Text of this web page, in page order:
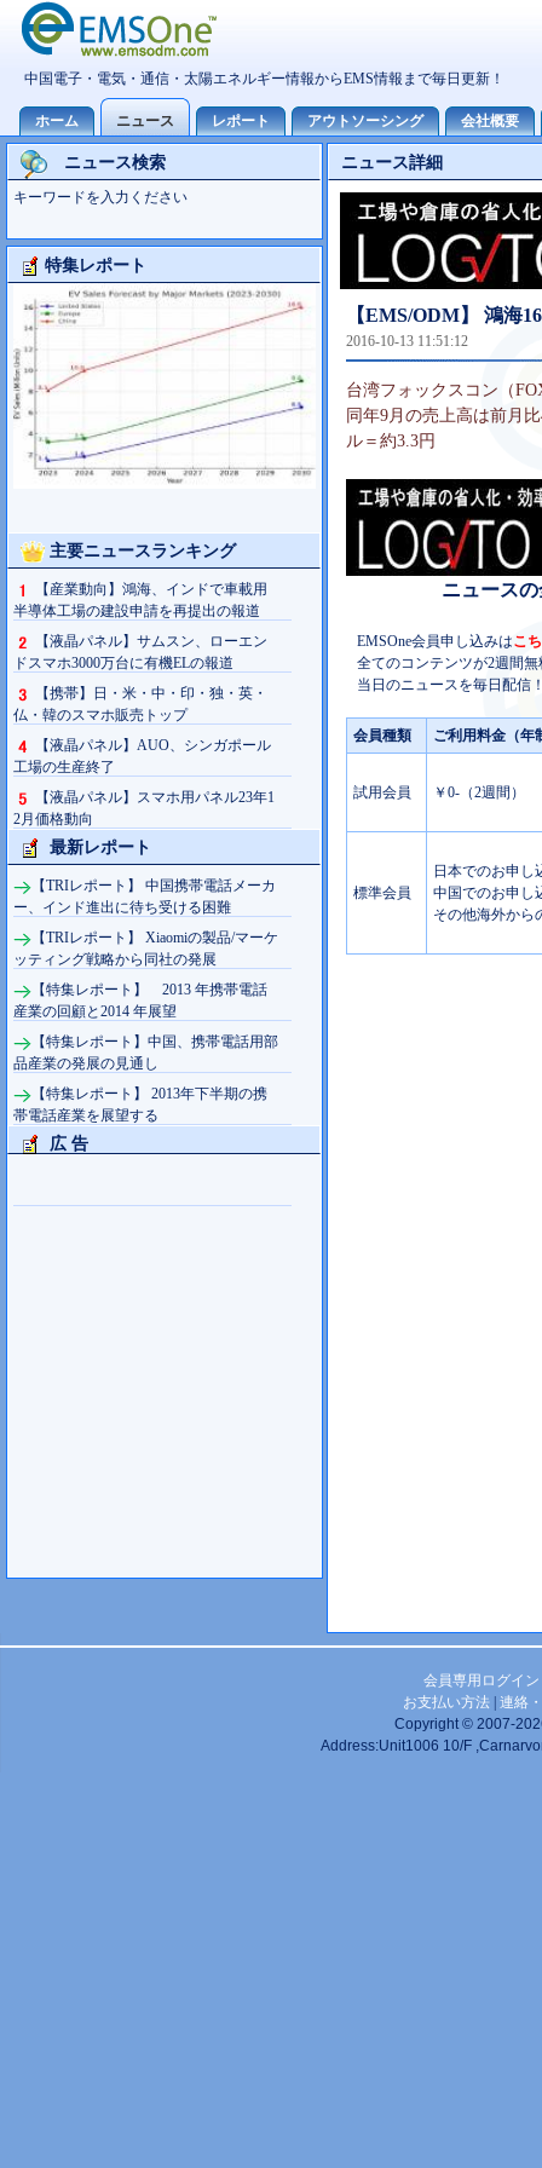
ニュース検索
キーワードを入力ください
特集レポート
大型TV市場10世代主導の可能性
主要ニュースランキング
【産業動向】鴻海、インドで車載用
半導体工場の建設申請を再提出の報道
【液晶パネル】サムスン、ローエン
ドスマホ3000万台に有機ELの報道
【携帯】日・米・中・印・独・英・
仏・韓のスマホ販売トップ
【液晶パネル】AUO、シンガポール
工場の生産終了
【液晶パネル】スマホ用パネル23年1
2月価格動向
最新レポート
【TRIレポート】 中国携帯電話メーカ
ー、インド進出に待ち受ける困難
【TRIレポート】 Xiaomiの製品/マーケ
ッティング戦略から同社の発展
【特集レポート】 2013 年携帯電話
産業の回顧と2014 年展望
【特集レポート】中国、携帯電話用部
品産業の発展の見通し
【特集レポート】 2013年下半期の携
帯電話産業を展望する
広 告
ニュース詳細
【EMS/ODM】 鴻海
2016-10-13 11:51:12
台湾フォックスコン（
同年9月の売上高は前月
ル＝約3.3円
ニュース
EMSOne会員申し込みはこ
全てのコンテンツが2週間
当日のニュースを毎日配信
会員種類 ご利用料金（年
試用会員 ￥0-（2週間）
標準会員
日本でのお申し
中国でのお申し
その他海外から